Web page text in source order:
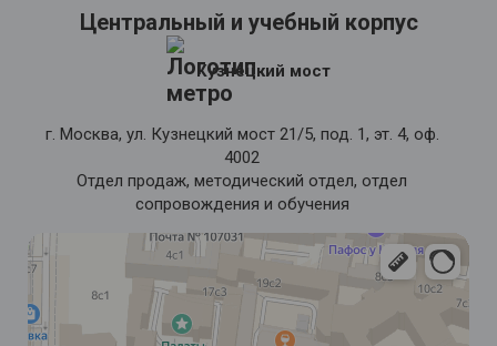
Центральный и учебный корпус
Кузнецкий мост
г. Москва, ул. Кузнецкий мост 21/5, под. 1, эт. 4, оф.
4002
Отдел продаж, методический отдел, отдел
сопровождения и обучения